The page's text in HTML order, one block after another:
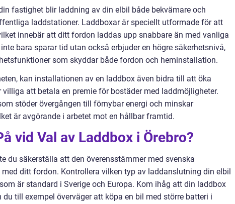
fastighet blir laddning av din elbil både bekvämare och
laddstationer. Laddboxar är speciellt utformade för att
innebär att ditt fordon laddas upp snabbare än med vanliga
bara sparar tid utan också erbjuder en högre säkerhetsnivå,
som skyddar både fordon och heminstallation.
kan installationen av en laddbox även bidra till att öka
att betala en premie för bostäder med laddmöjligheter.
stöder övergången till förnybar energi och minskar
är avgörande i arbetet mot en hållbar framtid.
vid Val av Laddbox i Örebro?
du säkerställa att den överensstämmer med svenska
ditt fordon. Kontrollera vilken typ av laddanslutning din elbil
är standard i Sverige och Europa. Kom ihåg att din laddbox
till exempel överväger att köpa en bil med större batteri i